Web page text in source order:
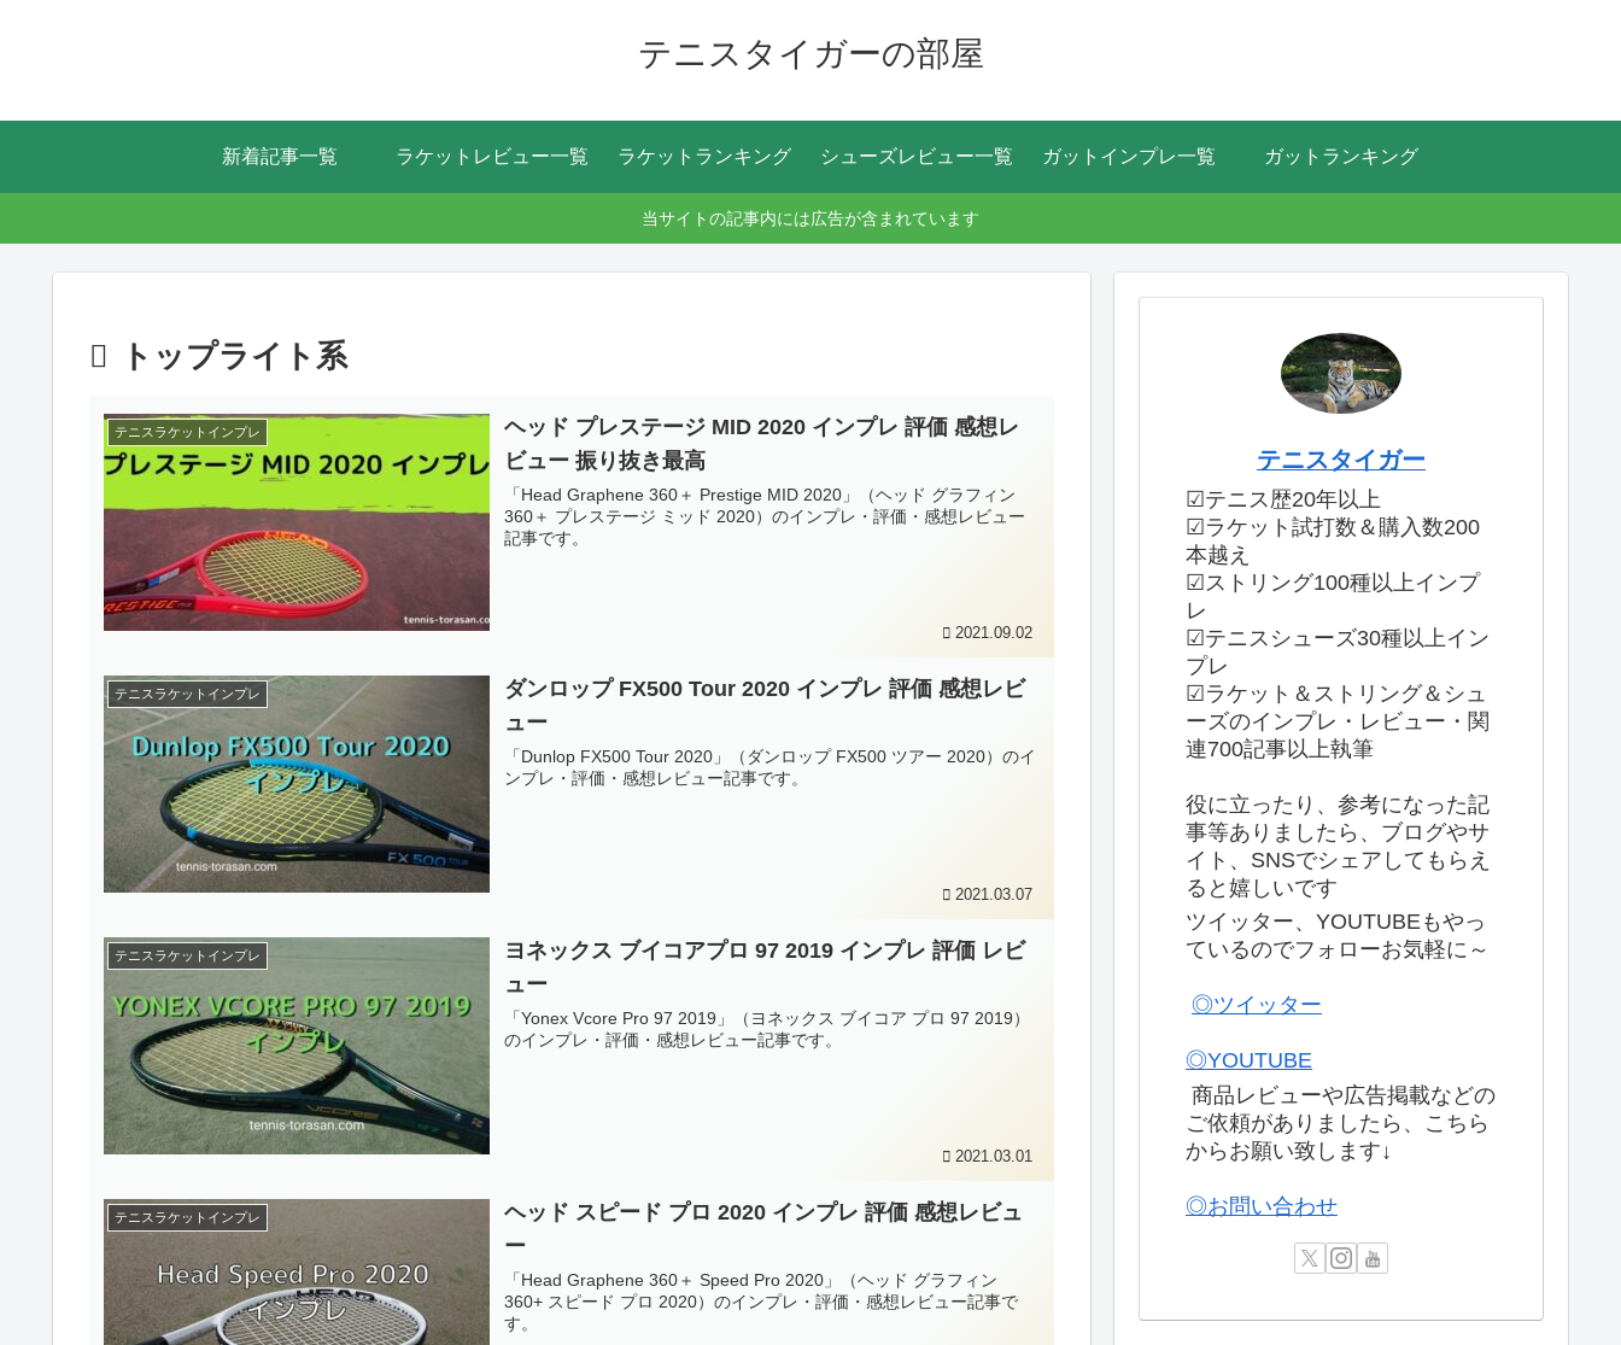
テニスタイガーの部屋
新着記事一覧 ラケットレビュー一覧 ラケットランキング シューズレビュー一覧 ガットインプレ一覧 ガットランキング
当サイトの記事内には広告が含まれています
トップライト系
テニスラケットインプレ
ヘッド プレステージ MID 2020 インプレ 評価 感想レ
ビュー 振り抜き最高
「Head Graphene 360＋ Prestige MID 2020」（ヘッド グラフィン
360＋ プレステージ ミッド 2020）のインプレ・評価・感想レビュー
記事です。
2021.09.02
テニスラケットインプレ
ダンロップ FX500 Tour 2020 インプレ 評価 感想レビ
ュー
「Dunlop FX500 Tour 2020」（ダンロップ FX500 ツアー 2020）のイ
ンプレ・評価・感想レビュー記事です。
2021.03.07
テニスラケットインプレ
ヨネックス ブイコアプロ 97 2019 インプレ 評価 レビ
ュー
「Yonex Vcore Pro 97 2019」（ヨネックス ブイコア プロ 97 2019）
のインプレ・評価・感想レビュー記事です。
2021.03.01
テニスラケットインプレ
ヘッド スピード プロ 2020 インプレ 評価 感想レビュ
ー
「Head Graphene 360＋ Speed Pro 2020」（ヘッド グラフィン
360+ スピード プロ 2020）のインプレ・評価・感想レビュー記事で
す。
テニスタイガー
☑テニス歴20年以上
☑ラケット試打数＆購入数200
本越え
☑ストリング100種以上インプ
レ
☑テニスシューズ30種以上イン
プレ
☑ラケット＆ストリング＆シュ
ーズのインプレ・レビュー・関
連700記事以上執筆
役に立ったり、参考になった記
事等ありましたら、ブログやサ
イト、SNSでシェアしてもらえ
ると嬉しいです
ツイッター、YOUTUBEもやっ
ているのでフォローお気軽に～
◎ツイッター
◎YOUTUBE
商品レビューや広告掲載などの
ご依頼がありましたら、こちら
からお願い致します↓
◎お問い合わせ